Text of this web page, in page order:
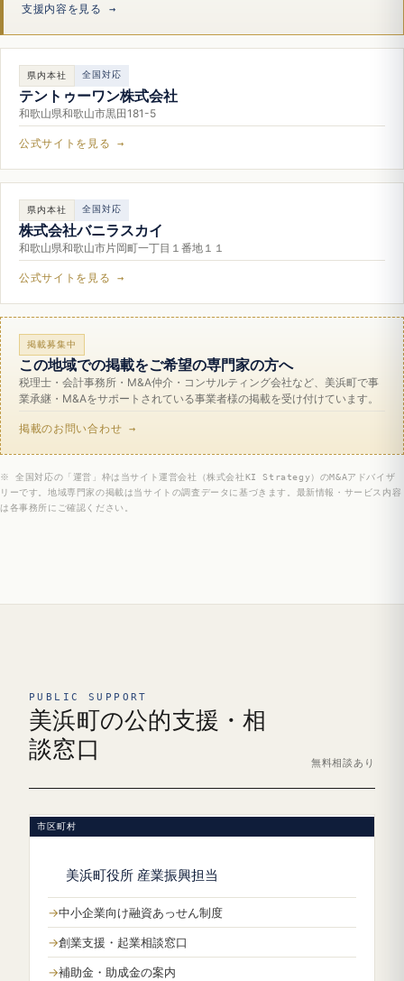
支援内容を見る →
県内本社 全国対応
テントゥーワン株式会社
和歌山県和歌山市黒田181-5
公式サイトを見る →
県内本社 全国対応
株式会社バニラスカイ
和歌山県和歌山市片岡町一丁目１番地１１
公式サイトを見る →
掲載募集中
この地域での掲載をご希望の専門家の方へ
税理士・会計事務所・M&A仲介・コンサルティング会社など、美浜町で事
業承継・M&Aをサポートされている事業者様の掲載を受け付けています。
掲載のお問い合わせ →
※ 全国対応の「運営」枠は当サイト運営会社（株式会社KI Strategy）のM&Aアドバイザ
リーです。地域専門家の掲載は当サイトの調査データに基づきます。最新情報・サービス内容
は各事務所にご確認ください。
PUBLIC SUPPORT
美浜町の公的支援・相
談窓口
無料相談あり
市区町村
美浜町役所 産業振興担当
中小企業向け融資あっせん制度
創業支援・起業相談窓口
補助金・助成金の案内